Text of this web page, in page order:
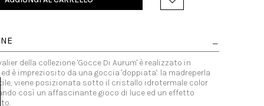
della collezione 'Gocce Di Aurum' è realizzato in
è impreziosito da una goccia 'doppiata': la madreperla
viene posizionata sotto il cristallo idrotermale color
così un affascinante gioco di luce ed un effetto